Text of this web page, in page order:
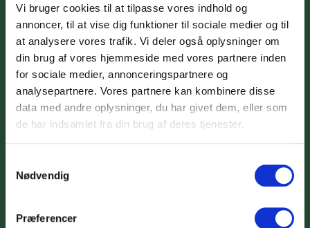
Vi bruger cookies til at tilpasse vores indhold og
annoncer, til at vise dig funktioner til sociale medier og til
at analysere vores trafik. Vi deler også oplysninger om
din brug af vores hjemmeside med vores partnere inden
for sociale medier, annonceringspartnere og
analysepartnere. Vores partnere kan kombinere disse
data med andre oplysninger, du har givet dem, eller som
de har indsamlet fra din brug af deres tjenester.
Nødvendig
Præferencer
Afspil lydfil
(16:16)
Fortælling: Orm og Tyr
Afspil lydfil
(11:03)
Fortælling: Fuglene
Afspil lydfil
(1:55)
Holtug kirke, Holtug Bygade 46, 4660 Store Heddinge